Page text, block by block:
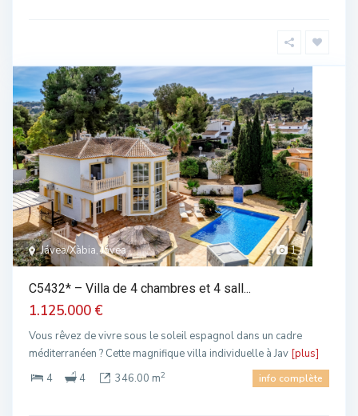
1
Jávea/Xàbia, Jávea
C5432* – Villa de 4 chambres et 4 sall...
1.125.000 €
Vous rêvez de vivre sous le soleil espagnol dans un cadre
méditerranéen ? Cette magnifique villa individuelle à Jav [plus]
4
4 346.00 m2 info complète